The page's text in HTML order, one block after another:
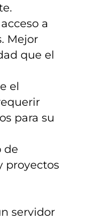
a
Mejor
que el
el
para su
de
proyectos
servidor